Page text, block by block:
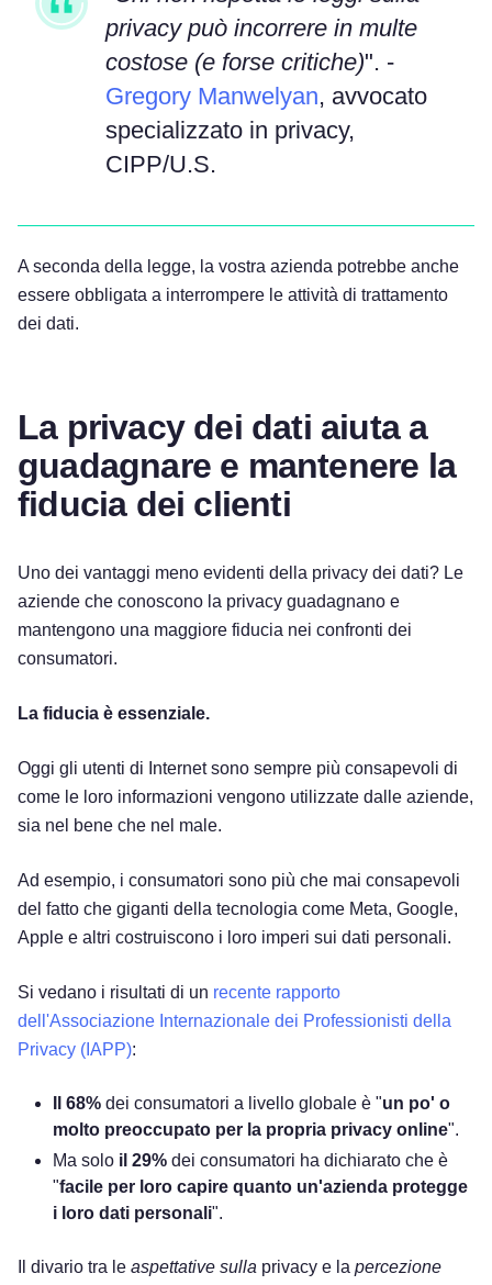
privacy può incorrere in multe
costose (e forse critiche)". -
Gregory Manwelyan, avvocato
specializzato in privacy,
CIPP/U.S.
A seconda della legge, la vostra azienda potrebbe anche
essere obbligata a interrompere le attività di trattamento
dei dati.
La privacy dei dati aiuta a
guadagnare e mantenere la
fiducia dei clienti
Uno dei vantaggi meno evidenti della privacy dei dati? Le
aziende che conoscono la privacy guadagnano e
mantengono una maggiore fiducia nei confronti dei
consumatori.
La fiducia è essenziale.
Oggi gli utenti di Internet sono sempre più consapevoli di
come le loro informazioni vengono utilizzate dalle aziende,
sia nel bene che nel male.
Ad esempio, i consumatori sono più che mai consapevoli
del fatto che giganti della tecnologia come Meta, Google,
Apple e altri costruiscono i loro imperi sui dati personali.
Si vedano i risultati di un recente rapporto
dell'Associazione Internazionale dei Professionisti della
Privacy (IAPP):
Il 68% dei consumatori a livello globale è "un po' o
molto preoccupato per la propria privacy online".
Ma solo il 29% dei consumatori ha dichiarato che è
"facile per loro capire quanto un'azienda protegge
i loro dati personali".
Il divario tra le aspettative sulla privacy e la percezione